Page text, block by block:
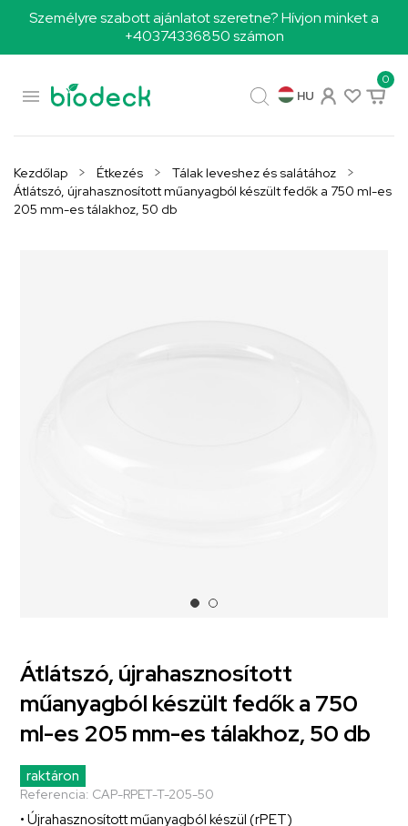
Személyre szabott ajánlatot szeretne? Hívjon minket a
+40374336850 számon

0
HU
Kezdőlap Étkezés
Tálak leveshez és salátához
Átlátszó, újrahasznosított műanyagból készült fedők a 750 ml-es
205 mm-es tálakhoz, 50 db
Átlátszó, újrahasznosított
műanyagból készült fedők a 750
ml-es 205 mm-es tálakhoz, 50 db
raktáron
Referencia: CAP-RPET-T-205-50
• Újrahasznosított műanyagból készül (rPET)